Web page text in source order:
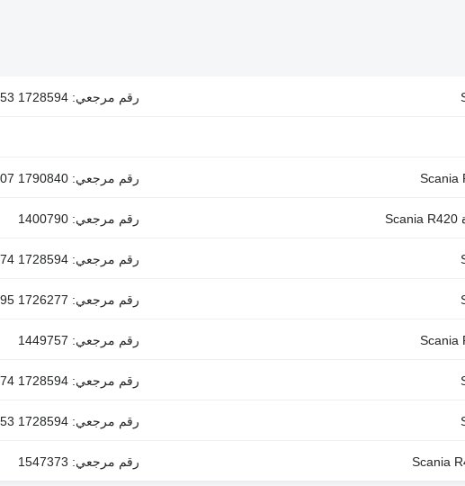
رقم مرجعي: 1728594 1533953, 1377374
رقم مرجعي: 1790840 1782207, 1446258
رقم مرجعي: 1400790
رقم مرجعي: 1728594 1533953,1377374
رقم مرجعي: 1726277 1728595
رقم مرجعي: 1449757
رقم مرجعي: 1728594 1533953,1377374
رقم مرجعي: 1728594 1533953, 1377374
رقم مرجعي: 1547373